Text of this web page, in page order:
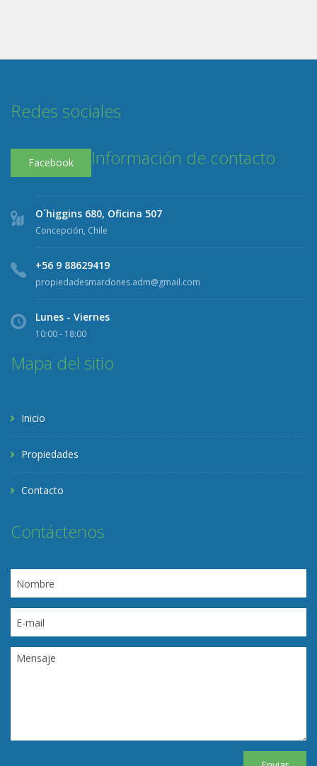
Redes sociales
Facebook Información de contacto
O´higgins 680, Oficina 507
Concepción, Chile
+56 9 88629419
propiedadesmardones.adm@gmail.com
Lunes - Viernes
10:00 - 18:00
Mapa del sitio
Inicio
Propiedades
Contacto
Contáctenos